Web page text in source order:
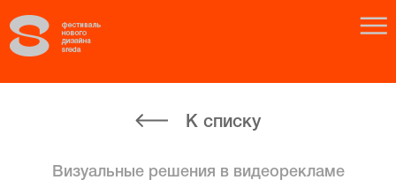
К списку
Визуальные решения в видеорекламе